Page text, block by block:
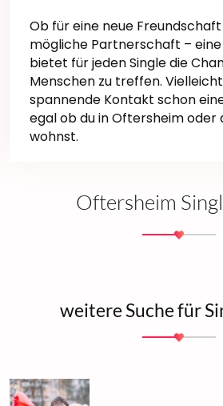
Ob für eine neue
mögliche Partnerschaft –
bietet für jeden Single die
Menschen zu treffen.
spannende Kontakt schon
egal ob du in Oftersheim oder
wohnst.
Oftersheim
weitere Suche für